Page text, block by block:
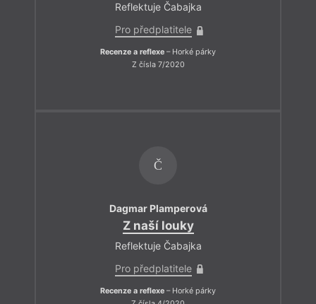
Reflektuje Čabajka
Pro předplatitele
Recenze a reflexe – Horké párky
Z čísla 7/2020
Č
Dagmar Plamperová
Z naší louky
Reflektuje Čabajka
Pro předplatitele
Recenze a reflexe – Horké párky